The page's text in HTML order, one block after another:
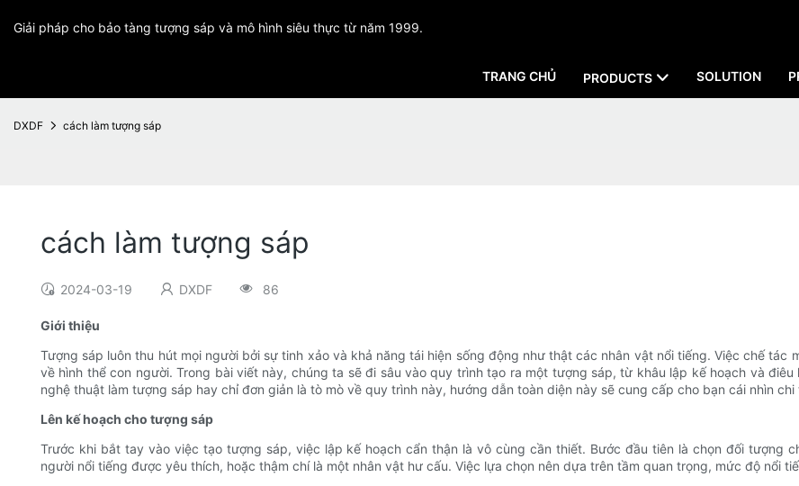
Giải pháp cho bảo tàng tượng sáp và mô hình siêu thực từ năm 1999.
TRANG CHỦ PRODUCTS SOLUTION
DXDF cách làm tượng sáp
cách làm tượng sáp
2024-03-19 DXDF 86
Giới thiệu
Tượng sáp luôn thu hút mọi người bởi sự tinh xảo và khả năng tái hiện sống động như thật các nhân vật nổi tiếng. Việc chế
về hình thể con người. Trong bài viết này, chúng ta sẽ đi sâu vào quy trình tạo ra một tượng sáp, từ khâu lập kế hoạch và
nghệ thuật làm tượng sáp hay chỉ đơn giản là tò mò về quy trình này, hướng dẫn toàn diện này sẽ cung cấp cho bạn cái nhìn
Lên kế hoạch cho tượng sáp
Trước khi bắt tay vào việc tạo tượng sáp, việc lập kế hoạch cẩn thận là vô cùng cần thiết. Bước đầu tiên là chọn đối tượng
người nổi tiếng được yêu thích, hoặc thậm chí là một nhân vật hư cấu. Việc lựa chọn nên dựa trên tầm quan trọng, mức độ nổi